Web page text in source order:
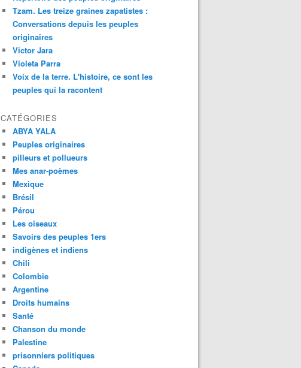
Tzam. Les treize graines zapatistes :
Conversations depuis les peuples
originaires
Victor Jara
Violeta Parra
Voix de la terre. L'histoire, ce sont les
peuples qui la racontent
CATÉGORIES
ABYA YALA
Peuples originaires
pilleurs et pollueurs
Mes anar-poèmes
Mexique
Brésil
Pérou
Les oiseaux
Savoirs des peuples 1ers
indigènes et indiens
Chili
Colombie
Argentine
Droits humains
Santé
Chanson du monde
Palestine
prisonniers politiques